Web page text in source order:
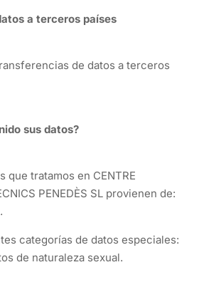
a terceros países
de datos a terceros
sus datos?
que tratamos en CENTRE
PENEDÈS SL provienen de:
categorías de datos especiales:
de naturaleza sexual.